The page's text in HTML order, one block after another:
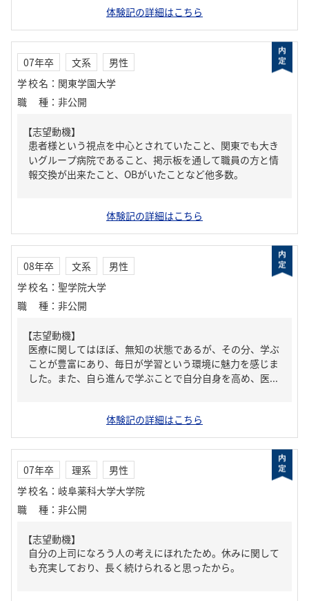
体験記の詳細はこちら
07年卒 文系
男性
学校名 ： 関東学園大学
職種 ： 非公開
【志望動機】
患者様という視点を中心とされていたこと、関東でも大き
いグループ病院であること、掲示板を通して職員の方と情
報交換が出来たこと、OBがいたことなど他多数。
体験記の詳細はこちら
08年卒 文系
男性
学校名 ： 聖学院大学
職種 ： 非公開
【志望動機】
医療に関してはほぼ、無知の状態であるが、その分、学ぶ
ことが豊富にあり、毎日が学習という環境に魅力を感じま
した。また、自ら進んで学ぶことで自分自身を高め、医...
体験記の詳細はこちら
07年卒 理系
男性
学校名 ： 岐阜薬科大学大学院
職種 ： 非公開
【志望動機】
自分の上司になろう人の考えにほれたため。休みに関して
も充実しており、長く続けられると思ったから。